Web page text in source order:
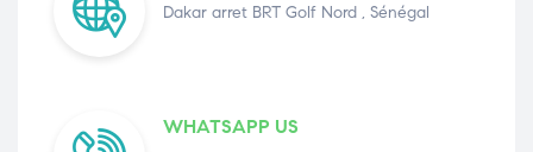
Dakar arret BRT Golf Nord , Sénégal
WHATSAPP US